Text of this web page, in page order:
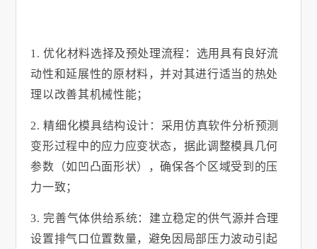
1.优化材料选择及预处理流程：选用具有良好流
动性和延展性的原材料，并对其进行适当的热处
理以改善其机械性能；
2.精细化模具结构设计：采用仿真软件分析预测
变形过程中的应力应变状态，据此调整模具几何
参数（如凹凸面形状），确保各个区域受到的压
力一致；
3. 完善气体供给系统：建立稳定的供气源并合理
设置排气口位置数量，避免因局部压力波动引起